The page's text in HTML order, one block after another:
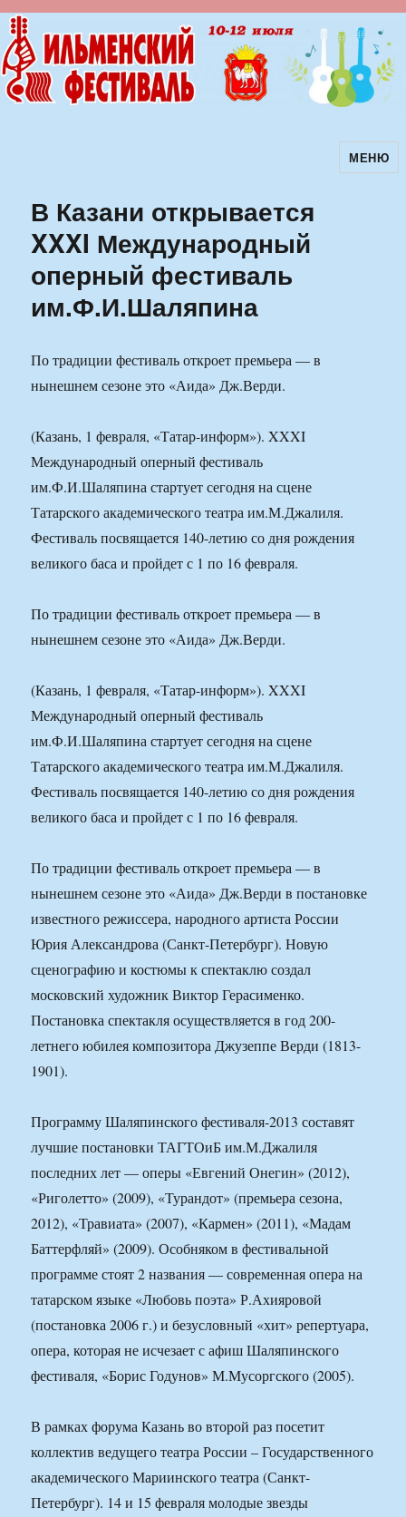
Ильменский фестиваль авторскойМЕНЮ
В Казани открывается
XXXI Международный
оперный фестиваль
им.Ф.И.Шаляпина
По традиции фестиваль откроет премьера — в
нынешнем сезоне это «Аида» Дж.Верди.
(Казань, 1 февраля, «Татар-информ»). XXXI
Международный оперный фестиваль
им.Ф.И.Шаляпина стартует сегодня на сцене
Татарского академического театра им.М.Джалиля.
Фестиваль посвящается 140-летию со дня рождения
великого баса и пройдет с 1 по 16 февраля.
По традиции фестиваль откроет премьера — в
нынешнем сезоне это «Аида» Дж.Верди.
(Казань, 1 февраля, «Татар-информ»). XXXI
Международный оперный фестиваль
им.Ф.И.Шаляпина стартует сегодня на сцене
Татарского академического театра им.М.Джалиля.
Фестиваль посвящается 140-летию со дня рождения
великого баса и пройдет с 1 по 16 февраля.
По традиции фестиваль откроет премьера — в
нынешнем сезоне это «Аида» Дж.Верди в постановке
известного режиссера, народного артиста России
Юрия Александрова (Санкт-Петербург). Новую
сценографию и костюмы к спектаклю создал
московский художник Виктор Герасименко.
Постановка спектакля осуществляется в год 200-
летнего юбилея композитора Джузеппе Верди (1813-
1901).
Программу Шаляпинского фестиваля-2013 составят
лучшие постановки ТАГТОиБ им.М.Джалиля
последних лет — оперы «Евгений Онегин» (2012),
«Риголетто» (2009), «Турандот» (премьера сезона,
2012), «Травиата» (2007), «Кармен» (2011), «Мадам
Баттерфляй» (2009). Особняком в фестивальной
программе стоят 2 названия — современная опера на
татарском языке «Любовь поэта» Р.Ахияровой
(постановка 2006 г.) и безусловный «хит» репертуара,
опера, которая не исчезает с афиш Шаляпинского
фестиваля, «Борис Годунов» М.Мусоргского (2005).
В рамках форума Казань во второй раз посетит
коллектив ведущего театра России – Государственного
академического Мариинского театра (Санкт-
Петербург). 14 и 15 февраля молодые звезды